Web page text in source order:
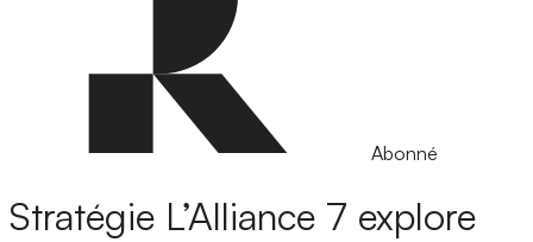
Abonné
Stratégie L’Alliance 7 explore